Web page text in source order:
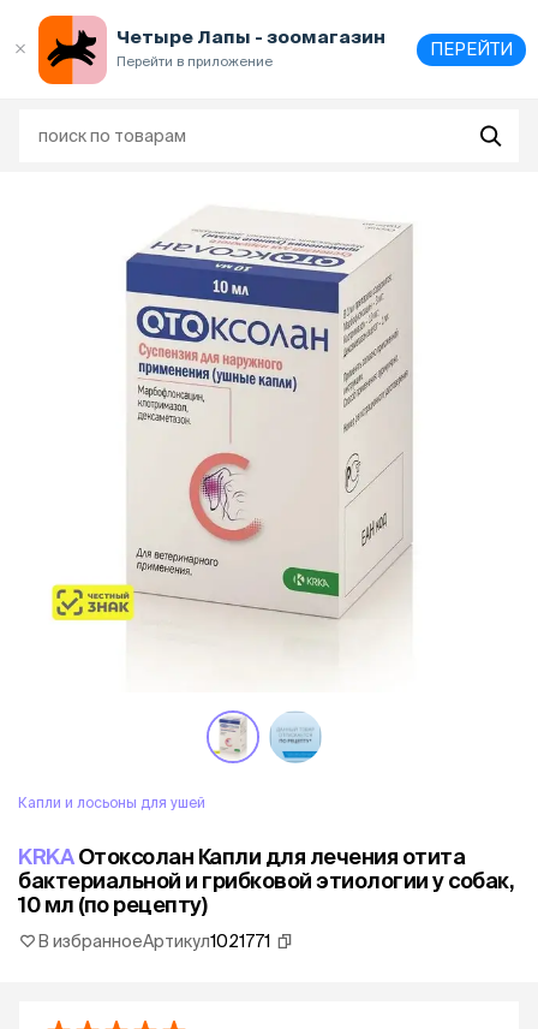
Четыре Лапы - зоомагазин
Перейти в приложение
ПЕРЕЙТИ
Капли и лосьоны для ушей
KRKAОтоксолан Капли для лечения отита
бактериальной и грибковой этиологии у собак,
10 мл (по рецепту)
В избранноеАртикул1021771